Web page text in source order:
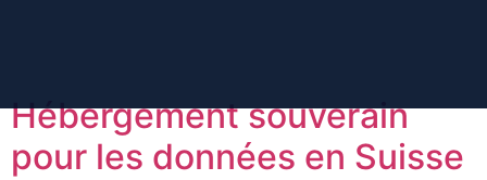
Hébergement souverain
pour les données en Suisse